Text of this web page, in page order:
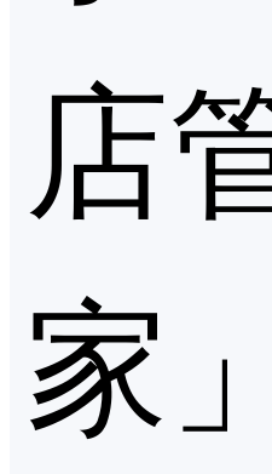
店
家